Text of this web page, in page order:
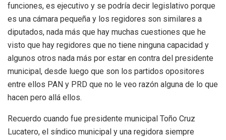
funciones, es ejecutivo y se podría decir legislativo porque
es una cámara pequeña y los regidores son similares a
diputados, nada más que hay muchas cuestiones que he
visto que hay regidores que no tiene ninguna capacidad y
algunos otros nada más por estar en contra del presidente
municipal, desde luego que son los partidos opositores
entre ellos PAN y PRD que no le veo razón alguna de lo que
hacen pero allá ellos.
Recuerdo cuando fue presidente municipal Toño Cruz
Lucatero, el síndico municipal y una regidora siempre